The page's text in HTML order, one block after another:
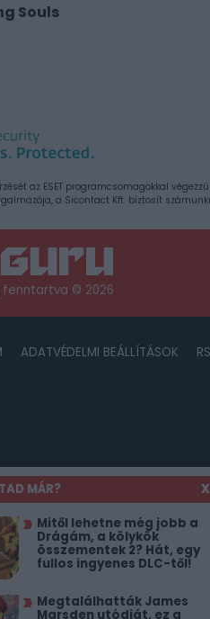
MÁR?
X
Mitől lehetne még jobb a
Drágám, a kölykök
összementek 2? Hát, egy
fullos ingyenes DLC-től!
Megtalálhatták James
Marsden utódját, ez a
Souls
az ESET programcsomagokkal
a Sicontact Kft. biztosít
fenntartva © 2026
ADATVÉDELMI BEÁLLÍTÁSOK